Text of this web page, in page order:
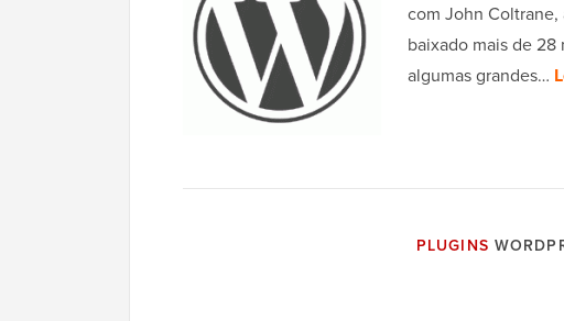
com John Coltrane,
baixado mais de 28
algumas grandes…
PLUGINS